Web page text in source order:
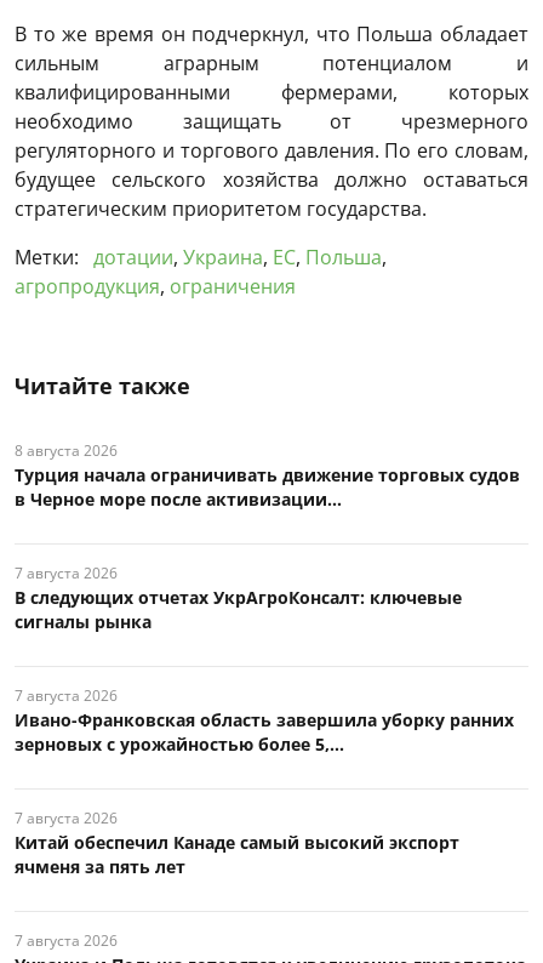
В то же время он подчеркнул, что Польша обладает
сильным аграрным потенциалом и
квалифицированными фермерами, которых
необходимо защищать от чрезмерного
регуляторного и торгового давления. По его словам,
будущее сельского хозяйства должно оставаться
стратегическим приоритетом государства.
Метки: дотации, Украина, ЕС, Польша,
агропродукция, ограничения
Читайте также
8 августа 2026
Турция начала ограничивать движение торговых судов
в Черное море после активизации...
7 августа 2026
В следующих отчетах УкрАгроКонсалт: ключевые
сигналы рынка
7 августа 2026
Ивано-Франковская область завершила уборку ранних
зерновых с урожайностью более 5,...
7 августа 2026
Китай обеспечил Канаде самый высокий экспорт
ячменя за пять лет
7 августа 2026